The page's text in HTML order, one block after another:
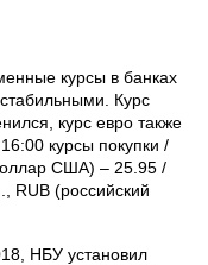
курсы в банках
Курс
курс евро также
курсы покупки /
США) – 25.95 /
RUB (российский
НБУ установил